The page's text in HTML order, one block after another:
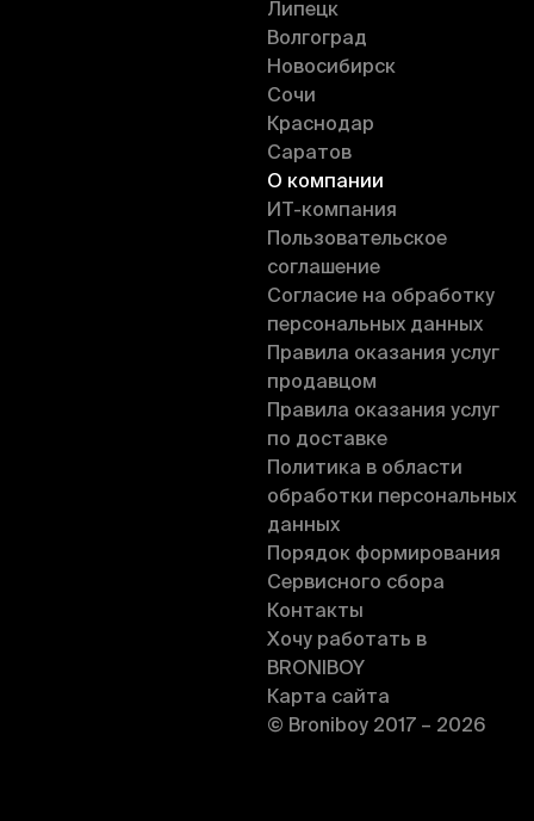
Липецк
Волгоград
Новосибирск
Сочи
Краснодар
Саратов
О компании
ИT-компания
Пользовательское
соглашение
Согласие на обработку
персональных данных
Правила оказания услуг
продавцом
Правила оказания услуг
по доставке
Политика в области
обработки персональных
данных
Порядок формирования
Сервисного сбора
Контакты
Хочу работать в
BRONIBOY
Карта сайта
© Broniboy 2017 – 2026